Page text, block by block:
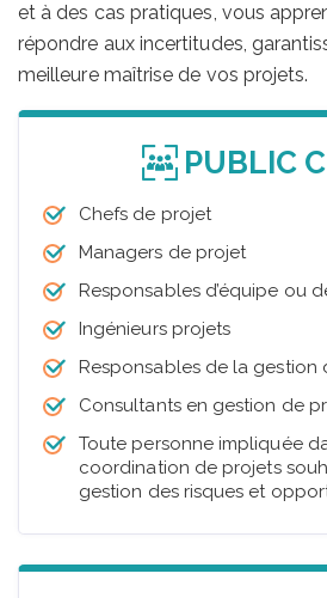
et à des cas pratiques, vous
répondre aux incertitudes,
meilleure maîtrise de vos projets.
PUBLIC
Chefs de projet
Managers de projet
Responsables d’équipe ou
Ingénieurs projets
Responsables de la gestion
Consultants en gestion de
Toute personne impliquée
coordination de projets
gestion des risques et